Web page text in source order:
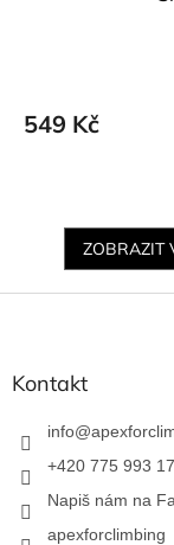
549 Kč
ZOBRAZIT
Z
Kontakt
info@
+420 775 993
Napiš nám na
apexforclimbing